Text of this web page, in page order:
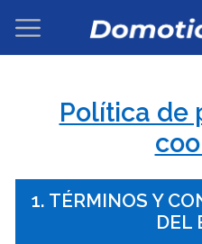
Política de
1. TÉRMINOS Y
DEL